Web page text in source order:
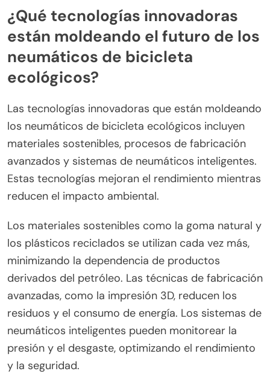
¿Qué tecnologías innovadoras
están moldeando el futuro de los
neumáticos de bicicleta
ecológicos?
Las tecnologías innovadoras que están moldeando
los neumáticos de bicicleta ecológicos incluyen
materiales sostenibles, procesos de fabricación
avanzados y sistemas de neumáticos inteligentes.
Estas tecnologías mejoran el rendimiento mientras
reducen el impacto ambiental.
Los materiales sostenibles como la goma natural y
los plásticos reciclados se utilizan cada vez más,
minimizando la dependencia de productos
derivados del petróleo. Las técnicas de fabricación
avanzadas, como la impresión 3D, reducen los
residuos y el consumo de energía. Los sistemas de
neumáticos inteligentes pueden monitorear la
presión y el desgaste, optimizando el rendimiento
y la seguridad.